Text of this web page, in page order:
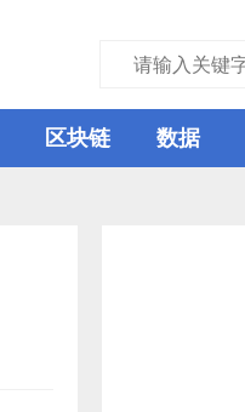
区块链 数据